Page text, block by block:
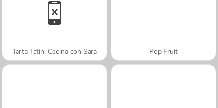
Tarta Tatin: Cocina con Sara Pop Fruit